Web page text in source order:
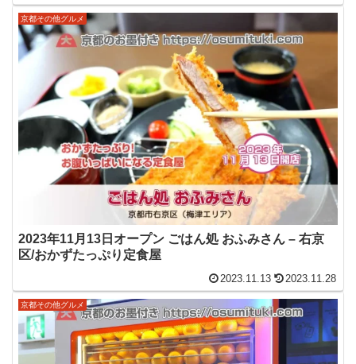
京都その他グルメ
2023年11月13日オープン ごはん処 おふみさん – 右京
区/おかずたっぷり定食屋
2023.11.13 2023.11.28
京都その他グルメ